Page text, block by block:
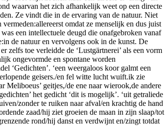
waarvan het zich afhankelijk weet op een directe
Ze vindt die in de ervaring van de natuur. Niet
omdat ze menselijk en dus juist
een intellectuele deugd die onafgebroken vanaf
de natuur en vervolgens ook in de kunst. De
zelfs toe verleidde de ‘Lustgärtnerei’ als een vorm
ongevormde en spontane worden
‘Gedichten’. ‘een weergaloos koor galmt een
geisers./en fel witte lucht wuift.ik zie
geitjes,/de ene naar wierook,de andere
het gedicht ‘dit is mogelijk’. ‘uit getraliede
zonder te ruiken naar afval/en krachtig de hand
zaad/hij ziet groeien de maan in zijn slaap/tot
rond/hij danst en verdwijnt en/zingt totdat